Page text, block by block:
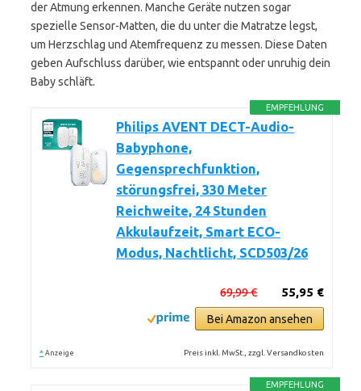
der Atmung erkennen. Manche Geräte nutzen sogar
spezielle Sensor-Matten, die du unter die Matratze legst,
um Herzschlag und Atemfrequenz zu messen. Diese Daten
geben Aufschluss darüber, wie entspannt oder unruhig dein
Baby schläft.
EMPFEHLUNG
Philips AVENT DECT-Audio-
Babyphone,
Gegensprechfunktion,
störungsfrei, 330 Meter
Reichweite, 24 Stunden
Akkulaufzeit, Smart ECO-
Modus, Nachtlicht, SCD503/26
55,95 €
69,99 €
Bei Amazon ansehen
* Anzeige Preis inkl. MwSt., zzgl. Versandkosten
EMPFEHLUNG